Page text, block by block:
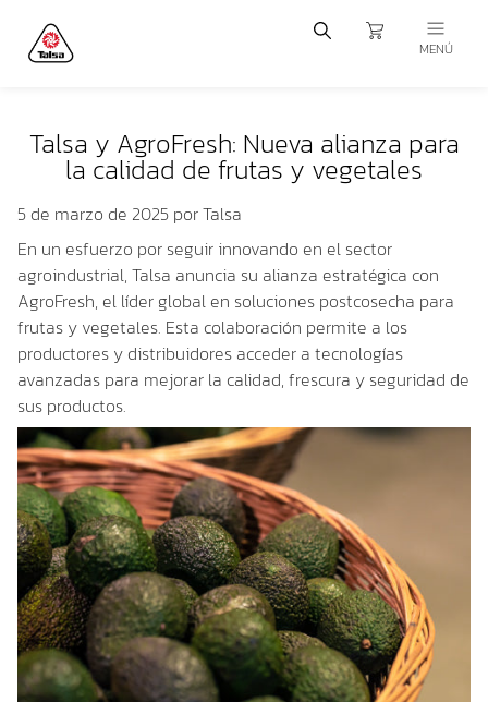
MENÚ
Talsa y AgroFresh: Nueva alianza para
la calidad de frutas y vegetales
5 de marzo de 2025 por Talsa
En un esfuerzo por seguir innovando en el sector
agroindustrial, Talsa anuncia su alianza estratégica con
AgroFresh, el líder global en soluciones postcosecha para
frutas y vegetales. Esta colaboración permite a los
productores y distribuidores acceder a tecnologías
avanzadas para mejorar la calidad, frescura y seguridad de
sus productos.